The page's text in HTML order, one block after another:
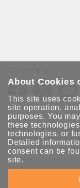
Moxaとつながり続け
Moxaソリューション
す。 Moxaではプライ
About Cookies
This site uses
site operation,
purposes. You
these
technologies, or
Detailed
consent can be
site.